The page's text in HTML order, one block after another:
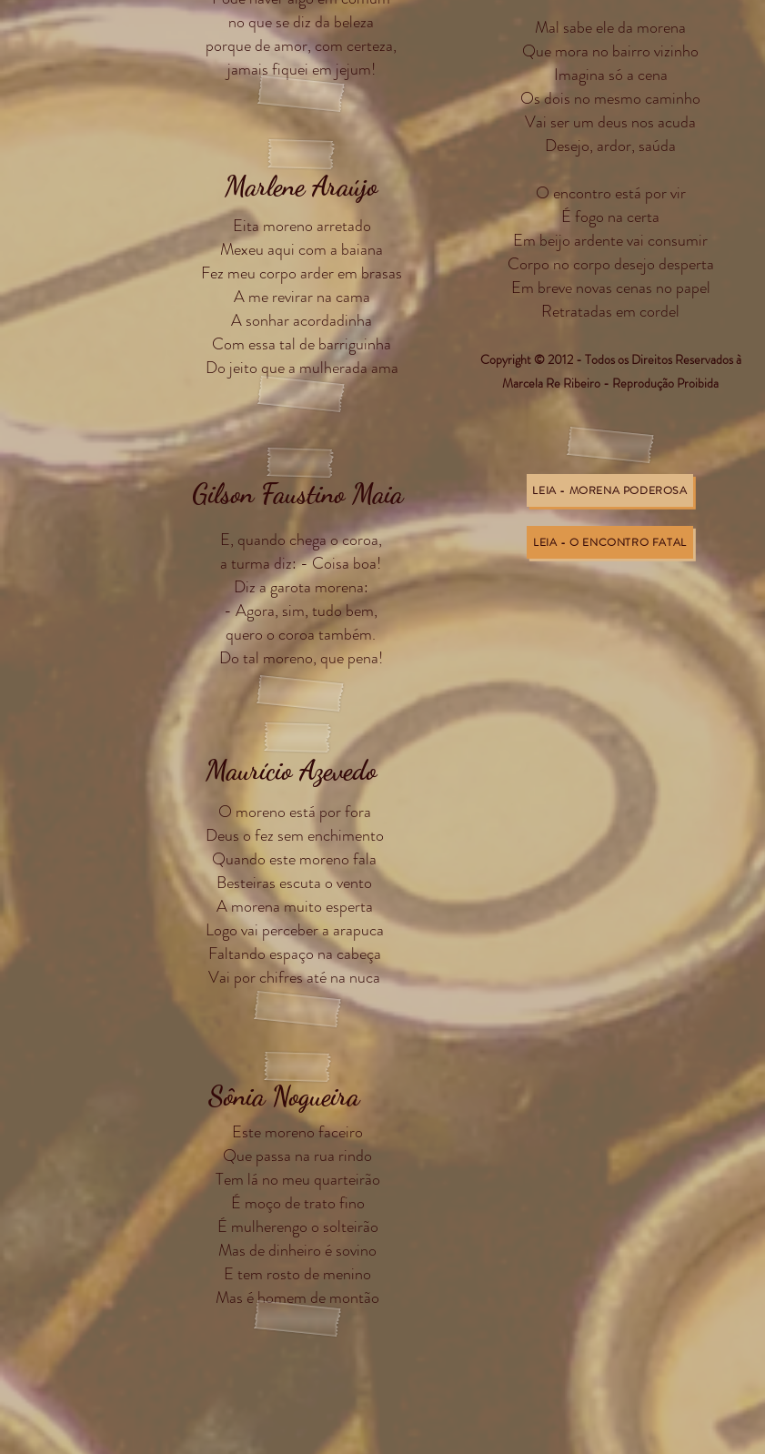
no que se diz da beleza
porque de amor, com certeza,
jamais fiquei em jejum!
Marlene Araújo
Eita moreno arretado
Mexeu aqui com a baiana
Fez meu corpo arder em brasas
A me revirar na cama
A sonhar acordadinha
Com essa tal de barriguinha
Do jeito que a mulherada ama
Gilson Faustino Maia
E, quando chega o coroa,
a turma diz: - Coisa boa!
Diz a garota morena:
- Agora, sim, tudo bem,
quero o coroa também.
Do tal moreno, que pena!
Mal sabe ele da morena
Que mora no bairro vizinho
Imagina só a cena
Os dois no mesmo caminho
Vai ser um deus nos acuda
Desejo, ardor, saúda
O encontro está por vir
É fogo na certa
Em beijo ardente vai consumir
Corpo no corpo desejo desperta
Em breve novas cenas no papel
Retratadas em cordel
Copyright © 2012 - Todos os Direitos Reservados à
Marcela Re Ribeiro - Reprodução Proibida
LEIA - MORENA PODEROSA
LEIA - O ENCONTRO FATAL
Maurício Azevedo
O moreno está por fora
Deus o fez sem enchimento
Quando este moreno fala
Besteiras escuta o vento
A morena muito esperta
Logo vai perceber a arapuca
Faltando espaço na cabeça
Vai por chifres até na nuca
Sônia Nogueira
Este moreno faceiro
Que passa na rua rindo
Tem lá no meu quarteirão
É moço de trato fino
É mulherengo o solteirão
Mas de dinheiro é sovino
E tem rosto de menino
Mas é homem de montão